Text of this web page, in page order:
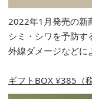
2022年1月発売の新
シミ・シワを予防
外線ダメージなどに
ギフトBOX ¥385（